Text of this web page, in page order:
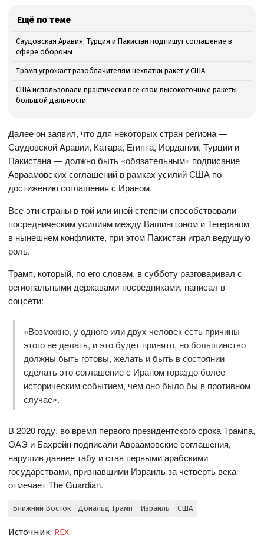
Ещё по теме
Саудовская Аравия, Турция и Пакистан подпишут соглашение в
сфере обороны
Трамп угрожает разоблачителям нехватки ракет у США
США использовали практически все свои высокоточные ракеты
большой дальности
Далее он заявил, что для некоторых стран региона —
Саудовской Аравии, Катара, Египта, Иордании, Турции и
Пакистана — должно быть «обязательным» подписание
Авраамовских соглашений в рамках усилий США по
достижению соглашения с Ираном.
Все эти страны в той или иной степени способствовали
посредническим усилиям между Вашингтоном и Тегераном
в нынешнем конфликте, при этом Пакистан играл ведущую
роль.
Трамп, который, по его словам, в субботу разговаривал с
региональными державами-посредниками, написал в
соцсети:
«Возможно, у одного или двух человек есть причины
этого не делать, и это будет принято, но большинство
должны быть готовы, желать и быть в состоянии
сделать это соглашение с Ираном гораздо более
историческим событием, чем оно было бы в противном
случае».
В 2020 году, во время первого президентского срока Трампа,
ОАЭ и Бахрейн подписали Авраамовские соглашения,
нарушив давнее табу и став первыми арабскими
государствами, признавшими Израиль за четверть века
отмечает The Guardian.
Ближний Восток Дональд Трамп Израиль США
Источник: REX